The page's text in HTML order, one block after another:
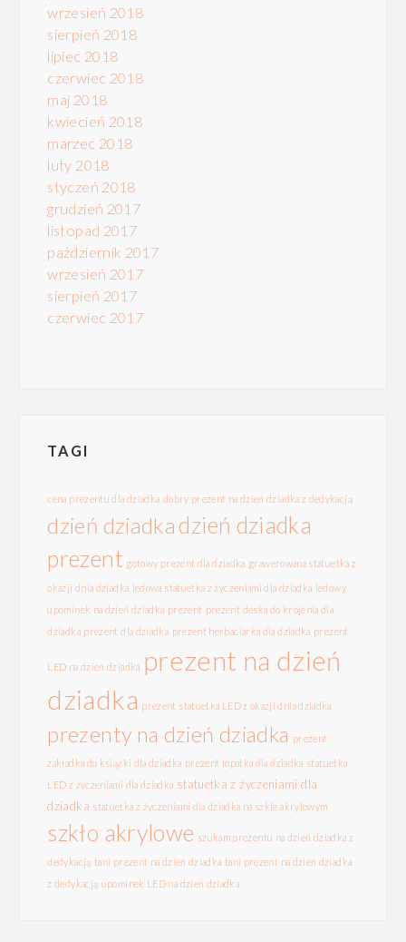
wrzesień 2018
sierpień 2018
lipiec 2018
czerwiec 2018
maj 2018
kwiecień 2018
marzec 2018
luty 2018
styczeń 2018
grudzień 2017
listopad 2017
październik 2017
wrzesień 2017
sierpień 2017
czerwiec 2017
TAGI
cena prezentu dla dziadka dobry prezent na dzień dziadka z dedykacją
dzień dziadka dzień dziadka
prezent gotowy prezent dla dziadka grawerowana statuetka z
okazji dnia dziadka ledowa statuetka z życzeniami dla dziadka ledowy
upominek na dzień dziadka prezent prezent deska do krojenia dla
dziadka prezent dla dziadka prezent herbaciarka dla dziadka prezent
LED na dzień dziadka prezent na dzień
dziadka prezent statuetka LED z okazji dnia dziadka
prezenty na dzień dziadka prezent
zakładka do książki dla dziadka prezent łopatka dla dziadka statuetka
LED z życzeniami dla dziadka statuetka z życzeniami dla
dziadka statuetka z życzeniami dla dziadka na szkle akrylowym
szkło akrylowe szukam prezentu na dzień dziadka z
dedykacją tani prezent na dzień dziadka tani prezent na dzień dziadka
z dedykacją upominek LED na dzień dziadka